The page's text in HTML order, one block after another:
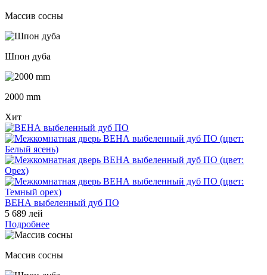
Массив сосны
Шпон дуба
2000 mm
Хит
ВЕНА выбеленный дуб ПО
5 689 лей
Подробнее
Массив сосны